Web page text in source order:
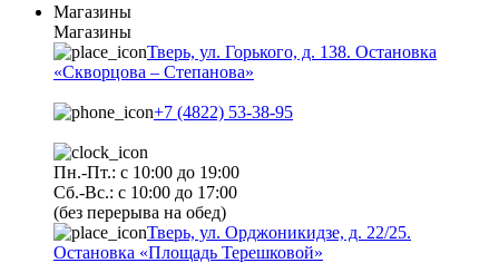
Магазины
Магазины
Тверь, ул. Горького, д. 138. Остановка
«Скворцова – Степанова»
+7 (4822) 53-38-95
Пн.-Пт.: с 10:00 до 19:00
Сб.-Вс.: с 10:00 до 17:00
(без перерыва на обед)
Тверь, ул. Орджоникидзе, д. 22/25.
Остановка «Площадь Терешковой»